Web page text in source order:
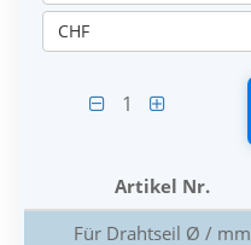
CHF
1
Artikel Nr.
Für Drahtseil Ø / mm